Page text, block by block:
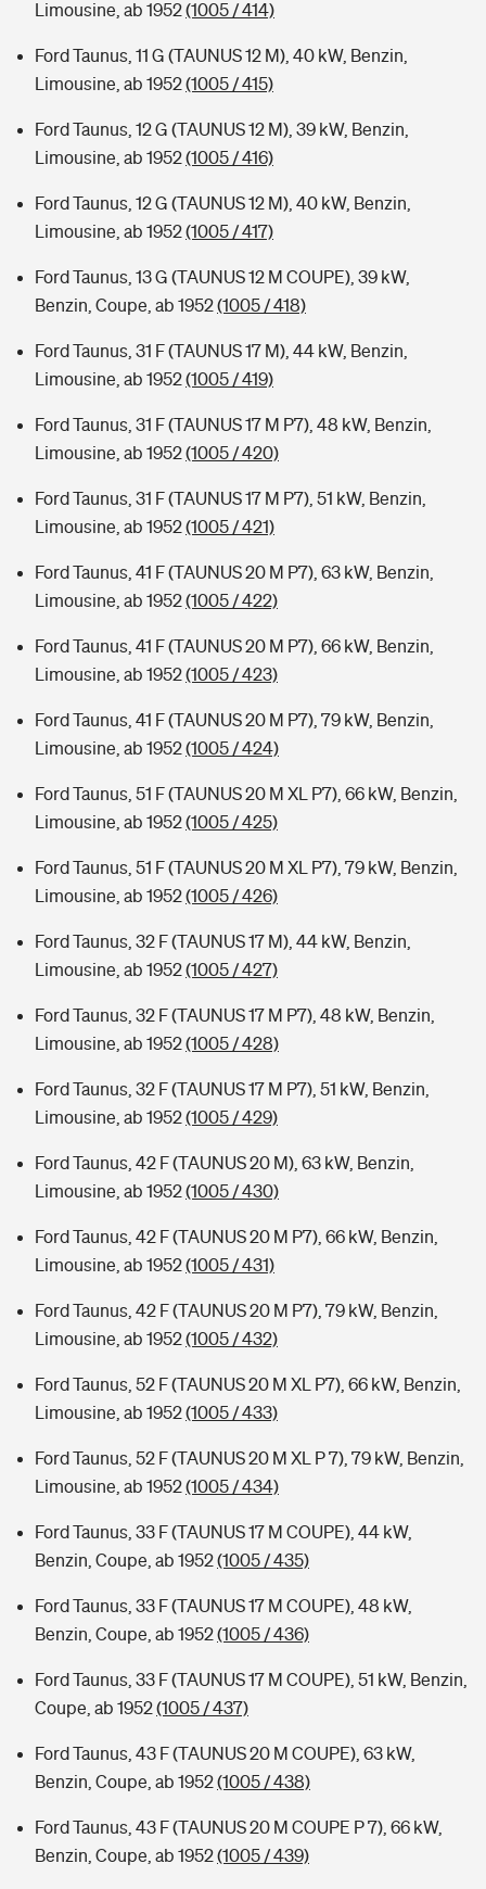
Limousine, ab 1952(1005 / 414)
Ford Taunus, 11 G (TAUNUS 12 M), 40 kW, Benzin,
Limousine, ab 1952(1005 / 415)
Ford Taunus, 12 G (TAUNUS 12 M), 39 kW, Benzin,
Limousine, ab 1952(1005 / 416)
Ford Taunus, 12 G (TAUNUS 12 M), 40 kW, Benzin,
Limousine, ab 1952(1005 / 417)
Ford Taunus, 13 G (TAUNUS 12 M COUPE), 39 kW,
Benzin, Coupe, ab 1952(1005 / 418)
Ford Taunus, 31 F (TAUNUS 17 M), 44 kW, Benzin,
Limousine, ab 1952(1005 / 419)
Ford Taunus, 31 F (TAUNUS 17 M P7), 48 kW, Benzin,
Limousine, ab 1952(1005 / 420)
Ford Taunus, 31 F (TAUNUS 17 M P7), 51 kW, Benzin,
Limousine, ab 1952(1005 / 421)
Ford Taunus, 41 F (TAUNUS 20 M P7), 63 kW, Benzin,
Limousine, ab 1952(1005 / 422)
Ford Taunus, 41 F (TAUNUS 20 M P7), 66 kW, Benzin,
Limousine, ab 1952(1005 / 423)
Ford Taunus, 41 F (TAUNUS 20 M P7), 79 kW, Benzin,
Limousine, ab 1952(1005 / 424)
Ford Taunus, 51 F (TAUNUS 20 M XL P7), 66 kW, Benzin,
Limousine, ab 1952(1005 / 425)
Ford Taunus, 51 F (TAUNUS 20 M XL P7), 79 kW, Benzin,
Limousine, ab 1952(1005 / 426)
Ford Taunus, 32 F (TAUNUS 17 M), 44 kW, Benzin,
Limousine, ab 1952(1005 / 427)
Ford Taunus, 32 F (TAUNUS 17 M P7), 48 kW, Benzin,
Limousine, ab 1952(1005 / 428)
Ford Taunus, 32 F (TAUNUS 17 M P7), 51 kW, Benzin,
Limousine, ab 1952(1005 / 429)
Ford Taunus, 42 F (TAUNUS 20 M), 63 kW, Benzin,
Limousine, ab 1952(1005 / 430)
Ford Taunus, 42 F (TAUNUS 20 M P7), 66 kW, Benzin,
Limousine, ab 1952(1005 / 431)
Ford Taunus, 42 F (TAUNUS 20 M P7), 79 kW, Benzin,
Limousine, ab 1952(1005 / 432)
Ford Taunus, 52 F (TAUNUS 20 M XL P7), 66 kW, Benzin,
Limousine, ab 1952(1005 / 433)
Ford Taunus, 52 F (TAUNUS 20 M XL P 7), 79 kW, Benzin,
Limousine, ab 1952(1005 / 434)
Ford Taunus, 33 F (TAUNUS 17 M COUPE), 44 kW,
Benzin, Coupe, ab 1952(1005 / 435)
Ford Taunus, 33 F (TAUNUS 17 M COUPE), 48 kW,
Benzin, Coupe, ab 1952(1005 / 436)
Ford Taunus, 33 F (TAUNUS 17 M COUPE), 51 kW, Benzin,
Coupe, ab 1952(1005 / 437)
Ford Taunus, 43 F (TAUNUS 20 M COUPE), 63 kW,
Benzin, Coupe, ab 1952(1005 / 438)
Ford Taunus, 43 F (TAUNUS 20 M COUPE P 7), 66 kW,
Benzin, Coupe, ab 1952(1005 / 439)